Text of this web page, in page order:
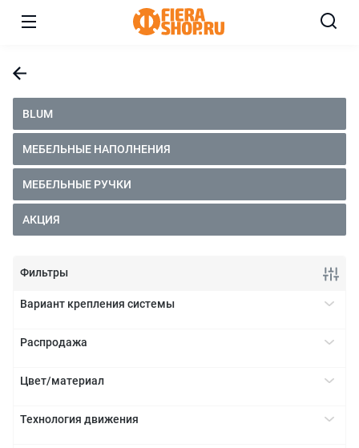
BLUM
МЕБЕЛЬНЫЕ НАПОЛНЕНИЯ
МЕБЕЛЬНЫЕ РУЧКИ
АКЦИЯ
Фильтры
Вариант крепления системы
частично интегрированный
Распродажа
Цвет/материал
серый
Технология движения